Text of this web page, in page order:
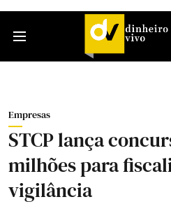
Empresas
STCP lança
milhões para
vigilância